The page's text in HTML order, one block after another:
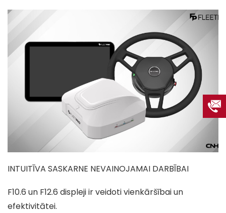
INTUITĪVA SASKARNE NEVAINOJAMAI DARBĪBAI
F10.6 un F12.6 displeji ir veidoti vienkāršībai un
efektivitātei.